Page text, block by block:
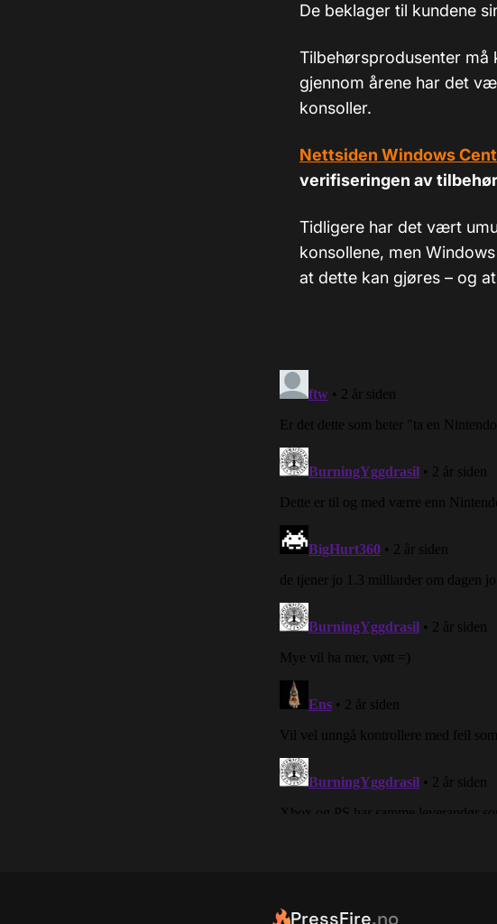
De beklager til kundene
Tilbehørsprodusenter må
gjennom årene har det
konsoller.
Nettsiden Windows
verifiseringen av
Tidligere har det vært
konsollene, men
at dette kan gjøres – og
PressFire.no